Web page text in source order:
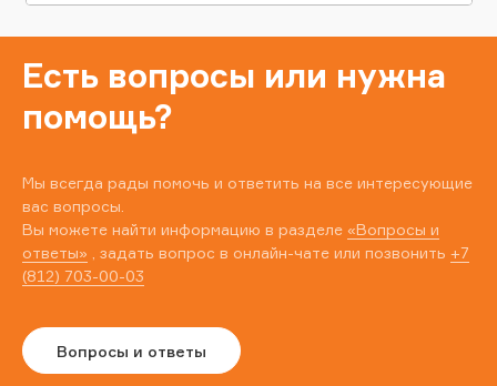
Есть вопросы или нужна
помощь?
Мы всегда рады помочь и ответить на все интересующие
вас вопросы.
Вы можете найти информацию в разделе «Вопросы и
ответы» , задать вопрос в онлайн-чате или позвонить +7
(812) 703-00-03
Вопросы и ответы